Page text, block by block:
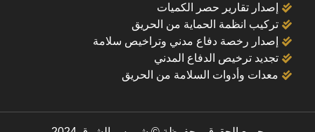
إصدار تقارير حصر الكميات
تركيب انظمة الحماية من الحريق
إصدار رخصة دفاع مدني وتراخيص سلامة
تجديد ترخيص الدفاع المدني
معدات وأدوات السلامة من الحريق